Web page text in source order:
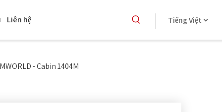
Liên hệ Tiếng Việt
- Cabin 1404M